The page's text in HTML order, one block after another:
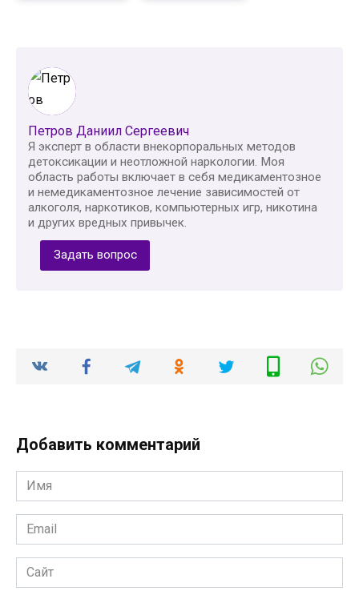
Петров Даниил Сергеевич
Я эксперт в области внекорпоральных методов
детоксикации и неотложной наркологии. Моя
область работы включает в себя медикаментозное
и немедикаментозное лечение зависимостей от
алкоголя, наркотиков, компьютерных игр, никотина
и других вредных привычек.
Задать вопрос
Добавить комментарий
Имя
*
Email
*
Сайт